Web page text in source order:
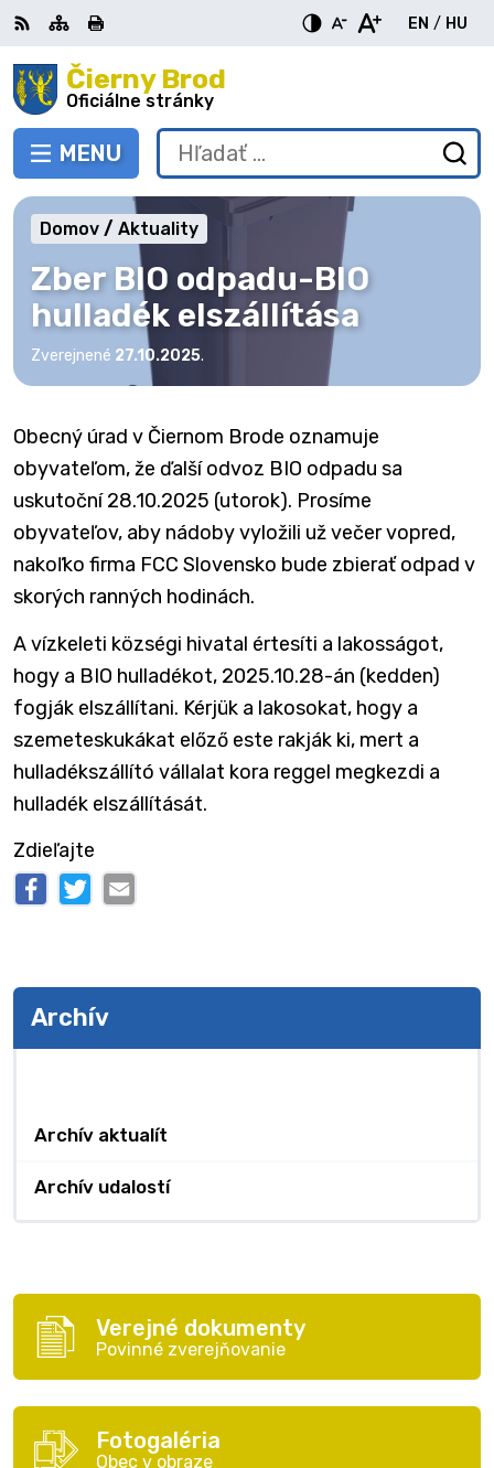
Preskočiť
na
obsah Čierny Brod
Oficiálne stránky
PREPNÚŤ
MENU
RSS MapaTlačiť
EN
English
/ HU
Hľadať:
Zber BIO odpadu-BIO
hulladék elszállítása
Domov Aktuality
Zverejnené 27.10.2025.
Obecný úrad v Čiernom Brode oznamuje
obyvateľom, že ďalší odvoz BIO odpadu sa
uskutoční 28.10.2025 (utorok). Prosíme
obyvateľov, aby nádoby vyložili už večer vopred,
nakoľko firma FCC Slovensko bude zbierať odpad v
skorých ranných hodinách.
A vízkeleti községi hivatal értesíti a lakosságot,
hogy a BIO hulladékot, 2025.10.28-án (kedden)
fogják elszállítani. Kérjük a lakosokat, hogy a
szemeteskukákat előző este rakják ki, mert a
hulladékszállító vállalat kora reggel megkezdi a
hulladék elszállítását.
Zdieľajte
Archív
Archív aktualít
Archív udalostí
Verejné dokumenty
Povinné zverejňovanie
Fotogaléria
Obec v obraze